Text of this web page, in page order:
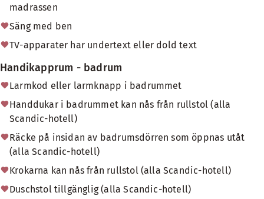
madrassen
Säng med ben
TV-apparater har undertext eller dold text
Handikapprum - badrum
Larmkod eller larmknapp i badrummet
Handdukar i badrummet kan nås från rullstol (alla
Scandic-hotell)
Räcke på insidan av badrumsdörren som öppnas utåt
(alla Scandic-hotell)
Krokarna kan nås från rullstol (alla Scandic-hotell)
Duschstol tillgänglig (alla Scandic-hotell)